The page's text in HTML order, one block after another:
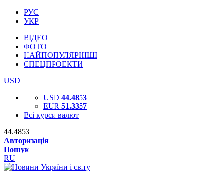
РУС
УКР
ВІДЕО
ФОТО
НАЙПОПУЛЯРНІШІ
СПЕЦПРОЕКТИ
USD
USD 44.4853
EUR 51.3357
Всі курси валют
44.4853
Авторизація
Пошук
RU